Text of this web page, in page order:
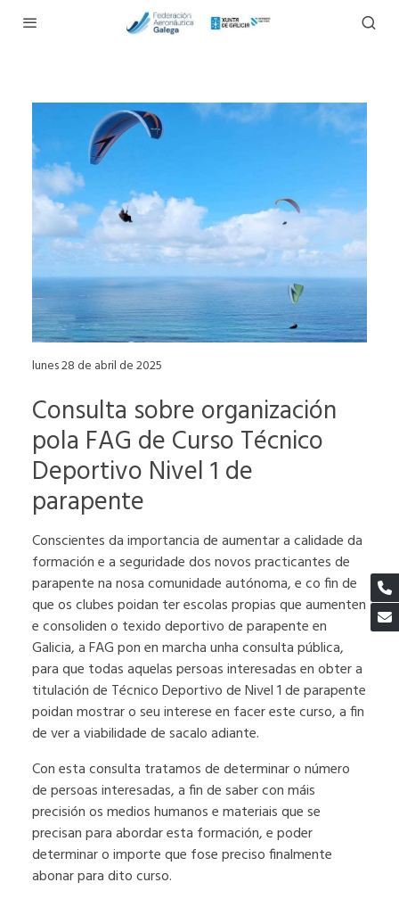
lunes 28 de abril de 2025
Consulta sobre organización
pola FAG de Curso Técnico
Deportivo Nivel 1 de
parapente
Conscientes da importancia de aumentar a calidade da
formación e a seguridade dos novos practicantes de
parapente na nosa comunidade autónoma, e co fin de
que os clubes poidan ter escolas propias que aumenten
e consoliden o texido deportivo de parapente en
Galicia, a FAG pon en marcha unha consulta pública,
para que todas aquelas persoas interesadas en obter a
titulación de Técnico Deportivo de Nivel 1 de parapente
poidan mostrar o seu interese en facer este curso, a fin
de ver a viabilidade de sacalo adiante.
Con esta consulta tratamos de determinar o número
de persoas interesadas, a fin de saber con máis
precisión os medios humanos e materiais que se
precisan para abordar esta formación, e poder
determinar o importe que fose preciso finalmente
abonar para dito curso.